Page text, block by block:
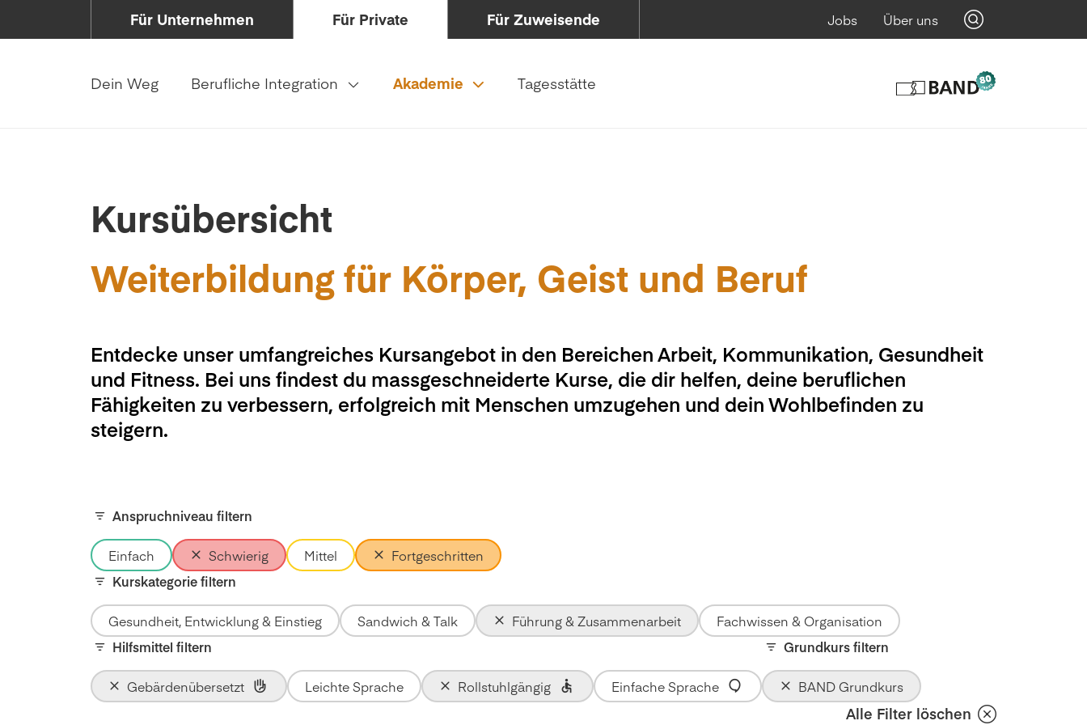
Für Unternehmen Für Private Für Zuweisende Jobs Über uns
Dein Weg Berufliche Integration Akademie Tagesstätte
Kursübersicht
Weiterbildung für Körper, Geist und Beruf
Entdecke unser umfangreiches Kursangebot in den Bereichen Arbeit, Kommunikation, Gesundheit
und Fitness. Bei uns findest du massgeschneiderte Kurse, die dir helfen, deine beruflichen
Fähigkeiten zu verbessern, erfolgreich mit Menschen umzugehen und dein Wohlbefinden zu
steigern.
Anspruchniveau filtern
Einfach Schwierig Mittel
Fortgeschritten
Kurskategorie filtern
Gesundheit, Entwicklung & Einstieg Sandwich & Talk Führung & Zusammenarbeit
Fachwissen & Organisation
Hilfsmittel filtern
Gebärdenübersetzt Leichte Sprache Rollstuhlgängig Einfache Sprache
Grundkurs filtern
BAND Grundkurs
Alle Filter löschen